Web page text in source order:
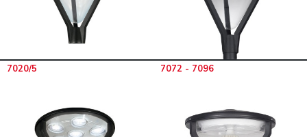
7020/5 7072 - 7096